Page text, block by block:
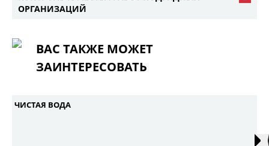
ОРГАНИЗАЦИЙ
ВАС ТАКЖЕ МОЖЕТ
ЗАИНТЕРЕСОВАТЬ
ЧИСТАЯ ВОДА